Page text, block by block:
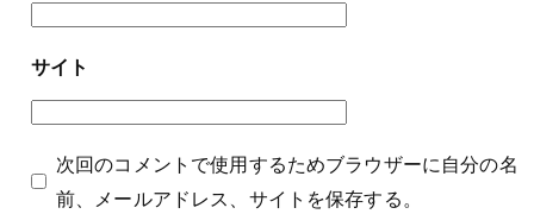
サイト
次回のコメントで使用するためブラウザーに自分の名
前、メールアドレス、サイトを保存する。